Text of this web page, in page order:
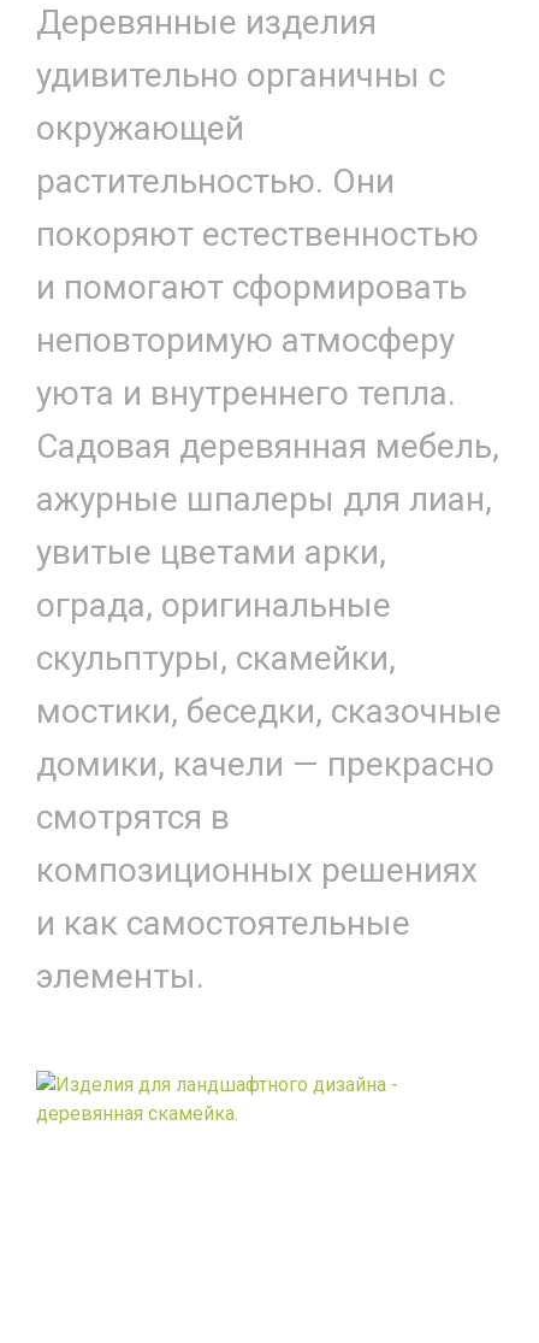
Деревянные изделия
удивительно органичны с
окружающей
растительностью. Они
покоряют естественностью
и помогают сформировать
неповторимую атмосферу
уюта и внутреннего тепла.
Садовая деревянная мебель,
ажурные шпалеры для лиан,
увитые цветами арки,
ограда, оригинальные
скульптуры, скамейки,
мостики, беседки, сказочные
домики, качели — прекрасно
смотрятся в
композиционных решениях
и как самостоятельные
элементы.